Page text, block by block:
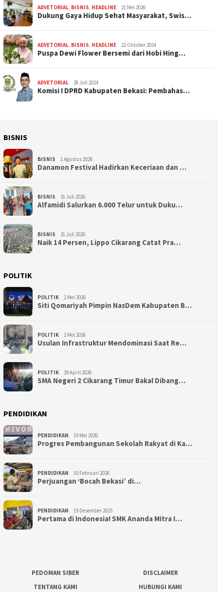
ADVETORIAL BISNIS HEADLINE 21 Mei 2026
Dukung Gaya Hidup Sehat Masyarakat, Swis…
ADVETORIAL BISNIS HEADLINE 22 Oktober 2024
Puspa Dewi Flower Bersemi dari Hobi Hing…
ADVETORIAL 28 Juli 2024
Komisi I DPRD Kabupaten Bekasi: Pembahas…
BISNIS
BISNIS 1 Agustus 2026
Danamon Festival Hadirkan Keceriaan dan …
BISNIS 31 Juli 2026
Alfamidi Salurkan 6.000 Telur untuk Duku…
BISNIS 31 Juli 2026
Naik 14 Persen, Lippo Cikarang Catat Pra…
POLITIK
POLITIK 2 Mei 2026
Siti Qomariyah Pimpin NasDem Kabupaten B…
POLITIK 2 Mei 2026
Usulan Infrastruktur Mendominasi Saat Re…
POLITIK 29 April 2026
SMA Negeri 2 Cikarang Timur Bakal Dibang…
PENDIDIKAN
PENDIDIKAN 19 Mei 2026
Progres Pembangunan Sekolah Rakyat di Ka…
PENDIDIKAN 10 Februari 2026
Perjuangan ‘Bocah Bekasi’ di…
PENDIDIKAN 19 Desember 2025
Pertama di Indonesia! SMK Ananda Mitra I…
PEDOMAN SIBER
DISCLAIMER
TENTANG KAMI
HUBUNGI KAMI